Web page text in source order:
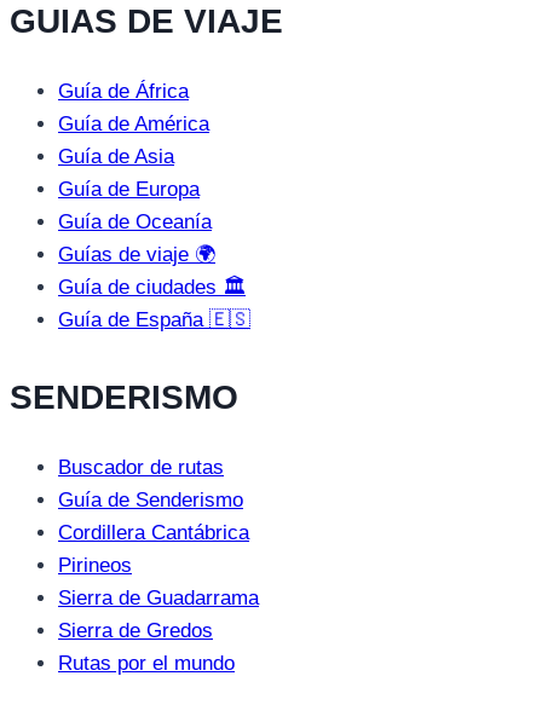
GUIAS DE VIAJE
Guía de África
Guía de América
Guía de Asia
Guía de Europa
Guía de Oceanía
Guías de viaje 🌍
Guía de ciudades 🏛️
Guía de España 🇪🇸
SENDERISMO
Buscador de rutas
Guía de Senderismo
Cordillera Cantábrica
Pirineos
Sierra de Guadarrama
Sierra de Gredos
Rutas por el mundo